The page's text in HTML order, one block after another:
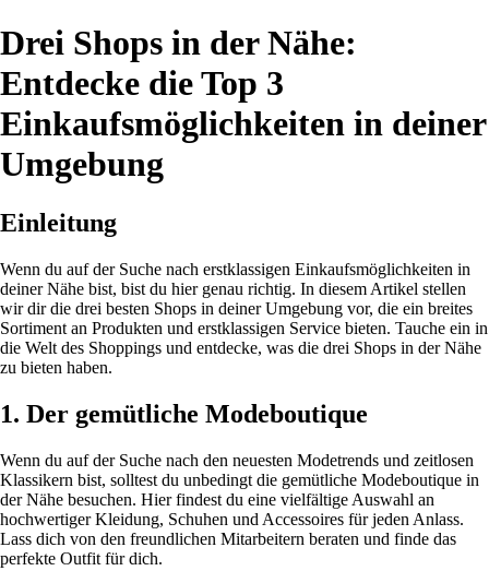
Drei Shops in der Nähe:
Entdecke die Top 3
Einkaufsmöglichkeiten in deiner
Umgebung
Einleitung
Wenn du auf der Suche nach erstklassigen Einkaufsmöglichkeiten in
deiner Nähe bist, bist du hier genau richtig. In diesem Artikel stellen
wir dir die drei besten Shops in deiner Umgebung vor, die ein breites
Sortiment an Produkten und erstklassigen Service bieten. Tauche ein in
die Welt des Shoppings und entdecke, was die drei Shops in der Nähe
zu bieten haben.
1. Der gemütliche Modeboutique
Wenn du auf der Suche nach den neuesten Modetrends und zeitlosen
Klassikern bist, solltest du unbedingt die gemütliche Modeboutique in
der Nähe besuchen. Hier findest du eine vielfältige Auswahl an
hochwertiger Kleidung, Schuhen und Accessoires für jeden Anlass.
Lass dich von den freundlichen Mitarbeitern beraten und finde das
perfekte Outfit für dich.